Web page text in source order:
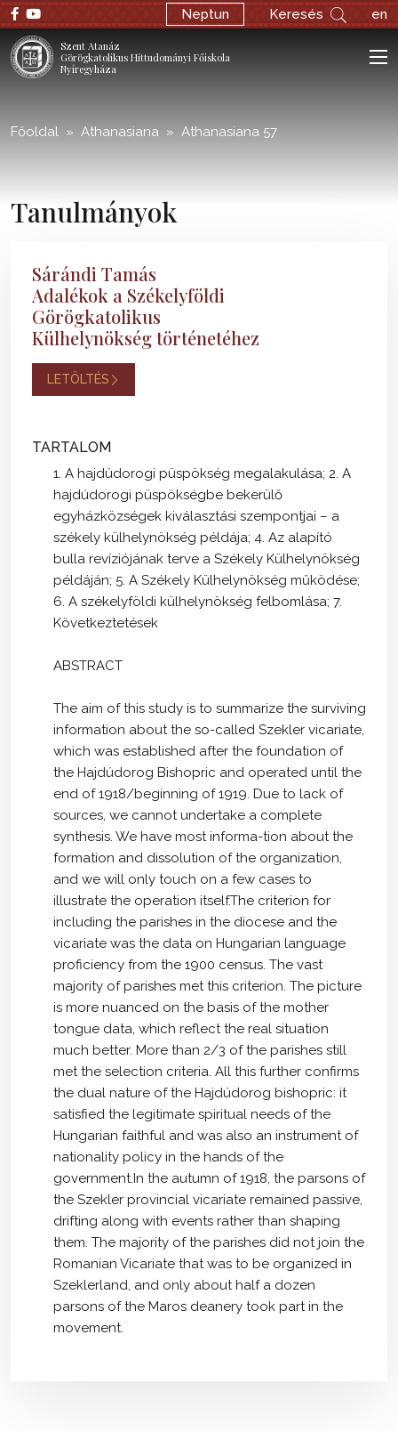
; Neptun Keresés en
Szent Atanáz
Görögkatolikus Hittudományi Főiskola
Nyíregyháza
Főoldal Athanasiana Athanasiana 57
Tanulmányok
Sárándi Tamás
Adalékok a Székelyföldi
Görögkatolikus
Külhelynökség történetéhez
LETÖLTÉS
TARTALOM
1. A hajdúdorogi püspökség megalakulása; 2. A
hajdúdorogi püspökségbe bekerülő
egyházközségek kiválasztási szempontjai – a
székely külhelynökség példája; 4. Az alapító
bulla revíziójának terve a Székely Külhelynökség
példáján; 5. A Székely Külhelynökség működése;
6. A székelyföldi külhelynökség felbomlása; 7.
Következtetések
ABSTRACT
The aim of this study is to summarize the surviving
information about the so-called Szekler vicariate,
which was established after the foundation of
the Hajdúdorog Bishopric and operated until the
end of 1918/beginning of 1919. Due to lack of
sources, we cannot undertake a complete
synthesis. We have most informa-tion about the
formation and dissolution of the organization,
and we will only touch on a few cases to
illustrate the operation itself.The criterion for
including the parishes in the diocese and the
vicariate was the data on Hungarian language
proficiency from the 1900 census. The vast
majority of parishes met this criterion. The picture
is more nuanced on the basis of the mother
tongue data, which reflect the real situation
much better. More than 2/3 of the parishes still
met the selection criteria. All this further confirms
the dual nature of the Hajdúdorog bishopric: it
satisfied the legitimate spiritual needs of the
Hungarian faithful and was also an instrument of
nationality policy in the hands of the
government.In the autumn of 1918, the parsons of
the Szekler provincial vicariate remained passive,
drifting along with events rather than shaping
them. The majority of the parishes did not join the
Romanian Vicariate that was to be organized in
Szeklerland, and only about half a dozen
parsons of the Maros deanery took part in the
movement.